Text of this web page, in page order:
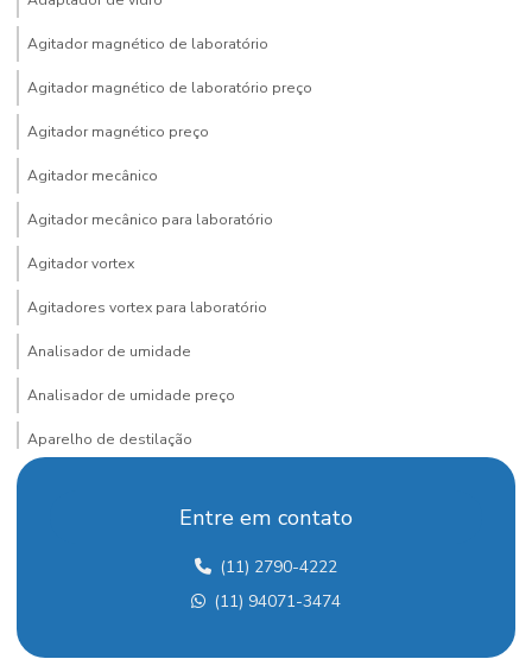
Agitador magnético de laboratório
Agitador magnético de laboratório preço
Agitador magnético preço
Agitador mecânico
Agitador mecânico para laboratório
Agitador vortex
Agitadores vortex para laboratório
Analisador de umidade
Analisador de umidade preço
Aparelho de destilação
Aparelho para determinação de arsênio
Aquecedor para laboratório
Entre em contato
(11) 2790-4222
(11) 94071-3474